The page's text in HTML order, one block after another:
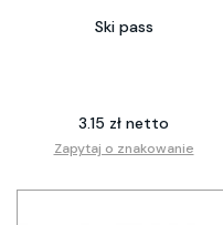
Ski pass
3.15 zł netto
Zapytaj o znakowanie